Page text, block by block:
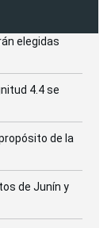
elegidas
4.4 se
de la
de Junín y